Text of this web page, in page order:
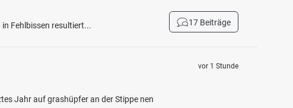
Fehlbissen resultiert...
17 Beiträge
Jahr auf grashüpfer an der Stippe nen
vor 1 Stunde